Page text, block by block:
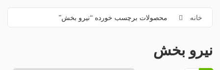
خانه محصولات برچسب خورده “نیرو بخش”
نیرو بخش